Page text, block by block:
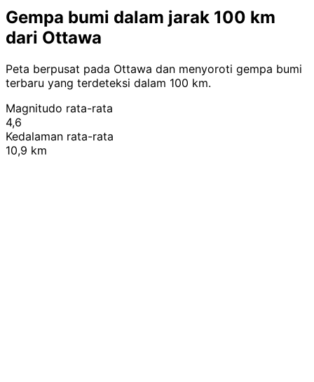
Gempa bumi dalam jarak 100 km
dari Ottawa
Peta berpusat pada Ottawa dan menyoroti gempa bumi
terbaru yang terdeteksi dalam 100 km.
Magnitudo rata-rata
4,6
Kedalaman rata-rata
10,9 km